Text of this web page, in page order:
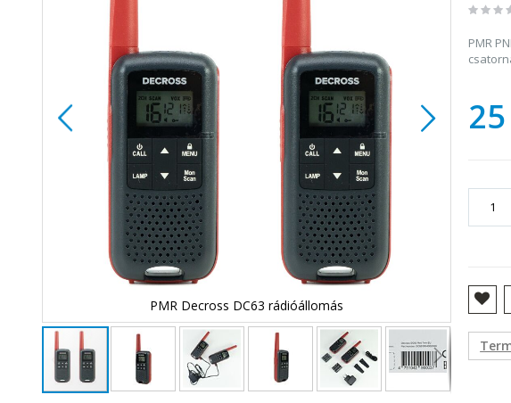
PMR Decross DC63 rádióállomás
PMR